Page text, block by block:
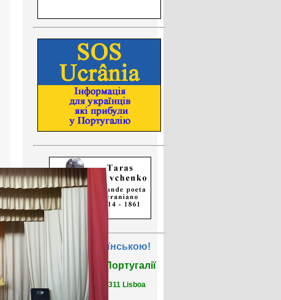
Читати Українською!
Бібліотека у Португалії
R. Saco 1, 1150-311 Lisboa